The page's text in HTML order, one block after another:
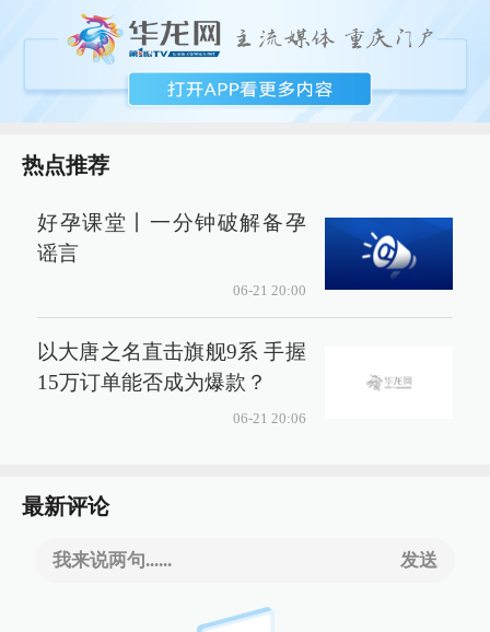
热点推荐
好孕课堂丨一分钟破解备孕
谣言
06-21 20:00
以大唐之名直击旗舰9系 手握
15万订单能否成为爆款？
06-21 20:06
最新评论
我来说两句...... 发送